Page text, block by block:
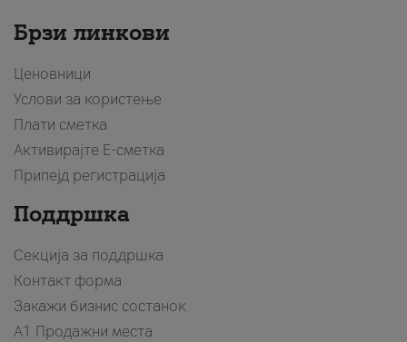
Брзи линкови
Ценовници
Услови за користење
Плати сметка
Активирајте Е-сметка
Припејд регистрација
Поддршка
Секција за поддршка
Контакт форма
Закажи бизнис состанок
A1 Продажни места